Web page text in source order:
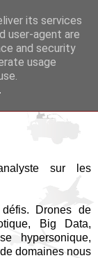
sur les
Drones de
Big Data,
hypersonique,
domaines nous
its services
user-agent are
and security
usage